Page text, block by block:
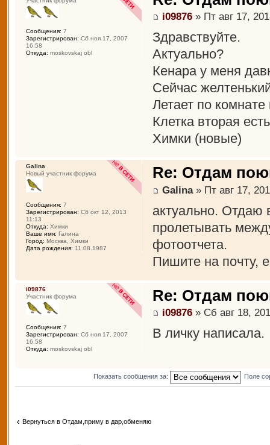
i09876 » Пт авг 17,
Здравствуйте.
Актуально?
Кенара у меня
Сейчас
Летает по
Клетка вторая
Химки (новые)
Сообщения: 7
Зарегистрирован: Сб ноя 17, 2007
16:58
Откуда: moskovskaj obl
Re: Отдам
Galina» Пт авг 17,
актуально. Отдаю
пролетывать
фотоотчета.
Пишите на почту,
Galina
Новый участник форума
Сообщения: 7
Зарегистрирован: Сб окт 12, 2013
11:13
Откуда: Химки
Ваше имя: Галина
Город: Москва, Химки
Дата рождения: 11.08.1987
Re: Отдам
i09876 » Сб авг 18,
В личку написала.
i09876
Участник форума
Сообщения: 7
Зарегистрирован: Сб ноя 17, 2007
16:58
Откуда: moskovskaj obl
Показать сообщения за: Поле
Вернуться в Отдам,приму в дар,обменяю